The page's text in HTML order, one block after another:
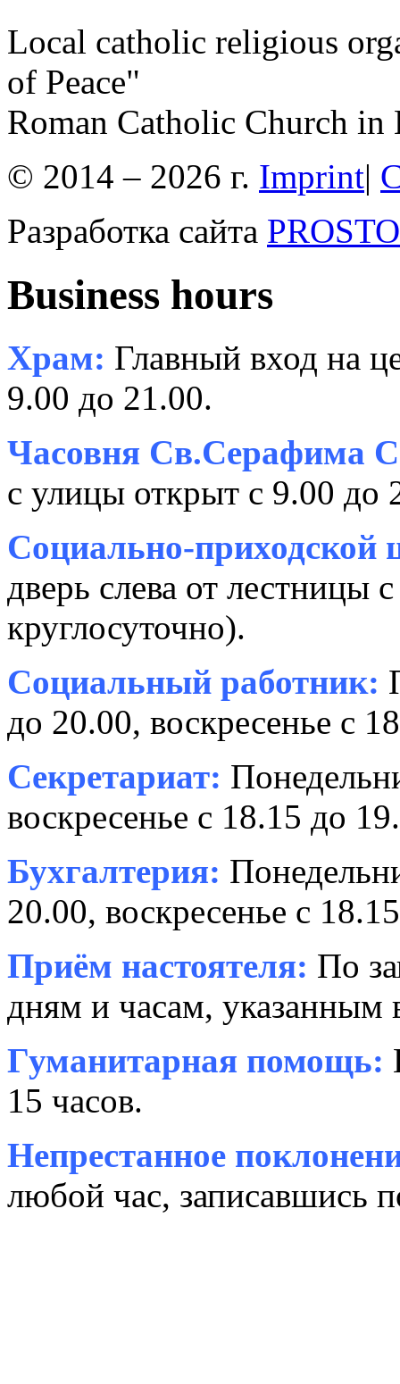
Local catholic religious
of Peace"
Roman Catholic Church in
© 2014 – 2026 г. Imprint|
Разработка сайта
Business hours
Храм: Главный вход на
9.00 до 21.00.
Часовня Св.Серафима
с улицы открыт с 9.00 до
Социально-приходской
дверь слева от лестницы
круглосуточно).
Социальный работник:
до 20.00, воскресенье с
Секретариат:
воскресенье с 18.15 до
Бухгалтерия:
20.00, воскресенье с
Приём настоятеля: По
дням и часам, указанным
Гуманитарная помощь:
15 часов.
Непрестанное
любой час, записавшись